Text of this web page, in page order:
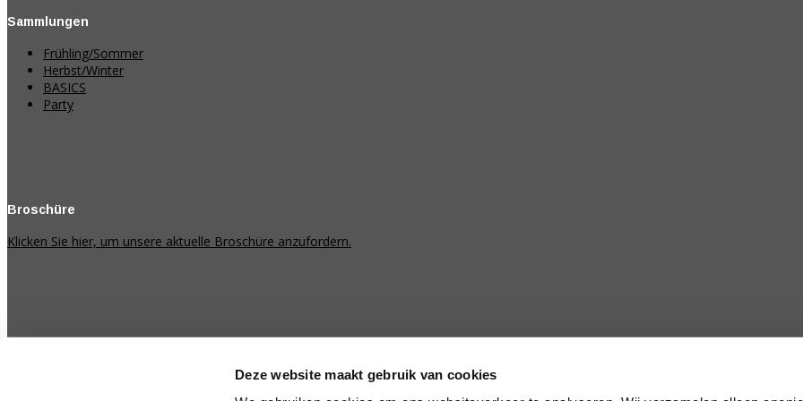
Deze website maakt gebruik van cookies
Sammlungen
Frühling/Sommer
Herbst/Winter
BASICS
Party
Broschüre
Klicken Sie hier, um unsere aktuelle Broschüre anzufordern.